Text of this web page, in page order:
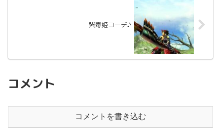
紫毒姫コーデ♪
コメント
コメントを書き込む